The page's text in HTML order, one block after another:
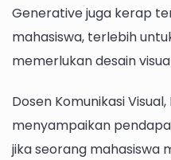
Generative juga kerap
mahasiswa, terlebih
memerlukan desain
Dosen Komunikasi
menyampaikan
jika seorang mahasiswa